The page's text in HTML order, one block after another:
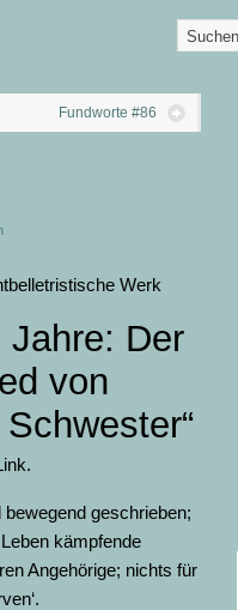
Fundworte #86
Werk
Jahre: Der
von
bewegend geschrieben;
kämpfende
Angehörige; nichts für